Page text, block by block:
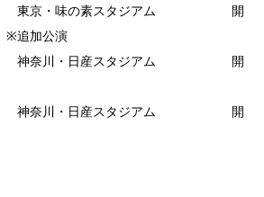
日） 東京・味の素スタジアム 開
追加公演
土） 神奈川・日産スタジアム 開
日） 神奈川・日産スタジアム 開